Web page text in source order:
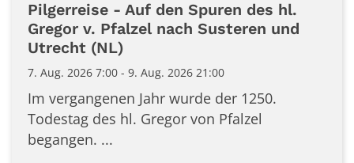
Pilgerreise - Auf den Spuren des hl.
Gregor v. Pfalzel nach Susteren und
Utrecht (NL)
7. Aug. 2026 7:00 - 9. Aug. 2026 21:00
Im vergangenen Jahr wurde der 1250.
Todestag des hl. Gregor von Pfalzel
begangen. ...